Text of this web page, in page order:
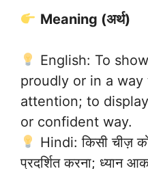
Meaning (अर्थ)
English: To
proudly or in a
attention; to
or confident way.
Hindi: किसी चीज़
प्रदर्शित करना; ध्यान